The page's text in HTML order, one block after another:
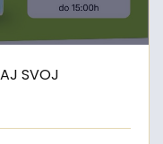
SVOJ